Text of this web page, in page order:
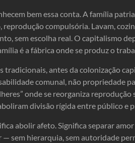
bem essa conta. A família
reprodução compulsória. Lavam,
sem escolha real. O capitalismo
é a fábrica onde se produz o
tradicionais, antes da colonização
comunal, não propriedade
onde se reorganiza
divisão rígida entre público e
abolir afeto. Significa separar
sem hierarquia, sem autoridade